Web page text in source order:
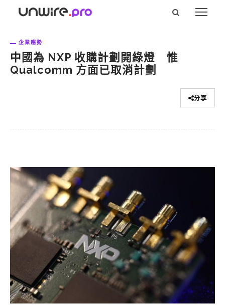
企業趨勢
中國為 NXP 收購計劃開綠燈 惟
Qualcomm 方面已取消計劃
分享